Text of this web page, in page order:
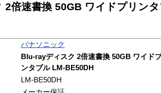
倍速書換 50GB ワイドプリン
パナソニック
Blu-rayディスク 2倍速書換 50GB ワイド
ンタブル LM-BE50DH
LM-BE50DH